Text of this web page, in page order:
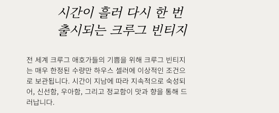
시간이 흘러 다시 한 번
출시되는 크루그 빈티지
전 세계 크루그 애호가들의 기쁨을 위해 크루그 빈티지
는 매우 한정된 수량만 하우스 셀러에 이상적인 조건으
로 보관됩니다. 시간이 지남에 따라 지속적으로 숙성되
어, 신선함, 우아함, 그리고 정교함이 맛과 향을 통해 드
러납니다.